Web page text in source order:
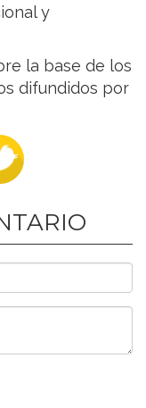
y
la base de los
difundidos por